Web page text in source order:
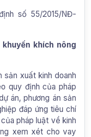
số 55/2015/NĐ-
khích nông
sản xuất kinh doanh
quy định của pháp
án, phương án sản
đáp ứng tiêu chí
pháp luật về kinh
xem xét cho vay